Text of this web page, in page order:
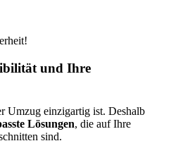
und Ihre
Umzug einzigartig ist. Deshalb
Lösungen, die auf Ihre
sind.